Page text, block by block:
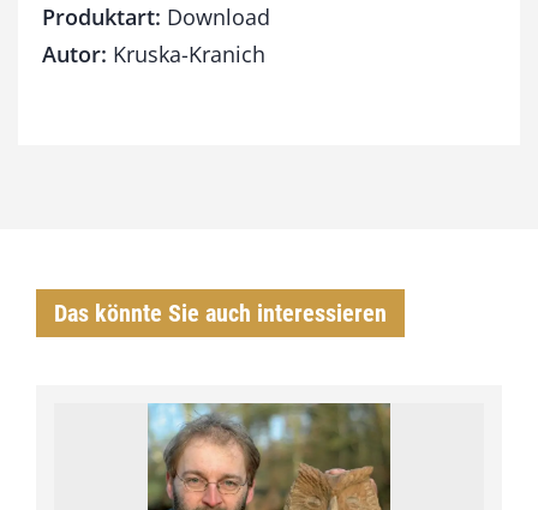
Produktart: Download
Autor: Kruska-Kranich
Das könnte Sie auch interessieren